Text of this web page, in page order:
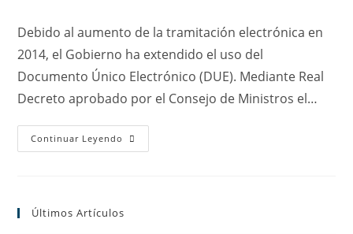
la
entrada:
Debido al aumento de la tramitación electrónica en
2014, el Gobierno ha extendido el uso del
Documento Único Electrónico (DUE). Mediante Real
Decreto aprobado por el Consejo de Ministros el…
Continuar Leyendo Nuevas
Funcionalidades
Creación
Últimos Artículos